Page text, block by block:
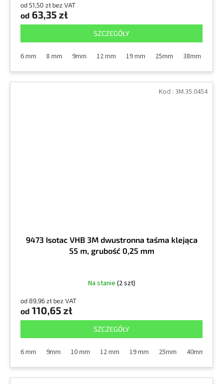
od 51,50 zł bez VAT
od 63,35 zł
SZCZEGÓŁY
6 mm 8 mm 9mm 12 mm 19 mm 25mm 38mm
9473 Isotac VHB 3M dwustronna taśma klejąca
55 m, grubość 0,25 mm
Na stanie (2 szt)
od 89,96 zł bez VAT
od 110,65 zł
SZCZEGÓŁY
6 mm 9mm 10 mm 12 mm 19 mm 25mm 40mm
Kod : 3M.35.0454